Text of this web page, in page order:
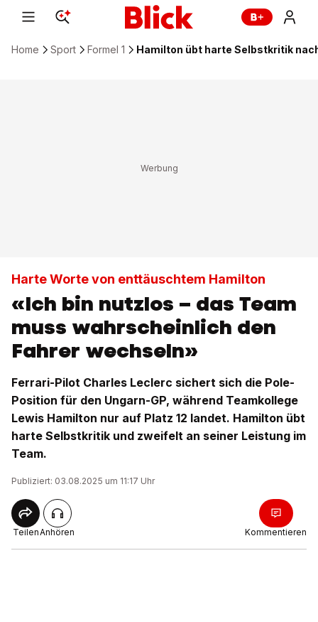
Home Sport Formel 1 Hamilton übt harte Selbstkritik
Harte Worte von enttäuschtem Hamilton
«Ich bin nutzlos – das Team
muss wahrscheinlich den
Fahrer wechseln»
Ferrari-Pilot Charles Leclerc sichert sich die Pole-
Position für den Ungarn-GP, während Teamkollege
Lewis Hamilton nur auf Platz 12 landet. Hamilton übt
harte Selbstkritik und zweifelt an seiner Leistung im
Team.
Publiziert: 03.08.2025 um 11:17 Uhr
TeilenAnhören Kommentieren